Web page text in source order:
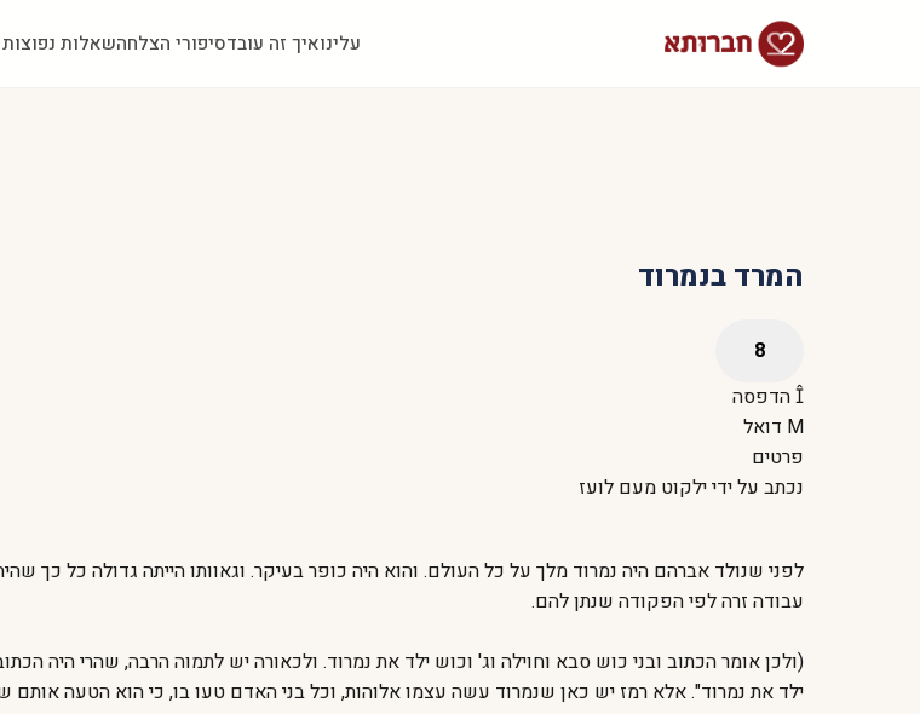
עלינואיך זה עובדסיפורי הצלחהשאלות נפוצות
המרד בנמרוד
הדפסה
דואל
פרטים
נכתב על ידיילקוט מעם לועז
לפני שנולד אברהם היה נמרוד מלך על כל העולם. והוא היה כופר בעיקר. וגאוותו הייתה גדולה כל כך
עבודה זרה לפי הפקודה שנתן להם.
(ולכן אומר הכתוב ובני כוש סבא וחוילה וג' וכוש ילד את נמרוד. ולכאורה יש לתמוה הרבה, שהרי היה
ילד את נמרוד". אלא רמז יש כאן שנמרוד עשה עצמו אלוהות, וכל בני האדם טעו בו, כי הוא הטעה